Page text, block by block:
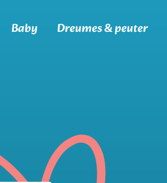
Baby Dreumes & peuter